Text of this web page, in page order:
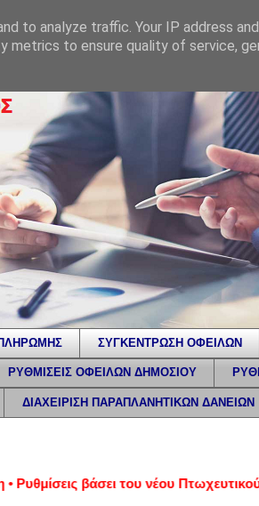
ΣΥΓΚΕΝΤΡΩΣΗ ΟΦΕΙΛΩΝ
ΡΥΘΜΙΣΕΙΣ ΟΦΕΙΛΩΝ ΔΗΜΟΣΙΟΥ
ΔΙΑΧΕΙΡΙΣΗ ΠΑΡΑΠΛΑΝΗΤΙΚΩΝ ΔΑΝΕΙΩΝ
βάσει του νέου
to analyze traffic. Your IP address
metrics to ensure quality of service,